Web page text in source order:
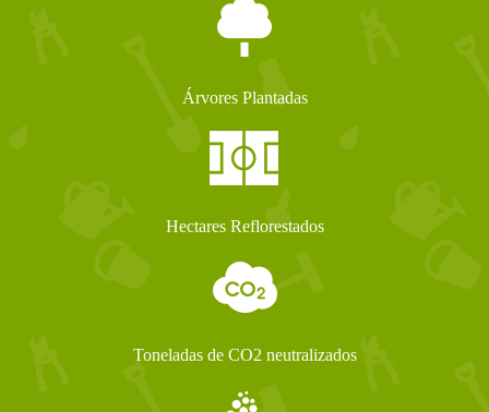
Árvores Plantadas
Hectares Reflorestados
Toneladas de CO2 neutralizados